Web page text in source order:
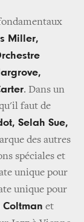
Miller,
. Dans un
faut de
Selah Sue,
des autres
spéciales et
unique pour
unique pour
Coltman et